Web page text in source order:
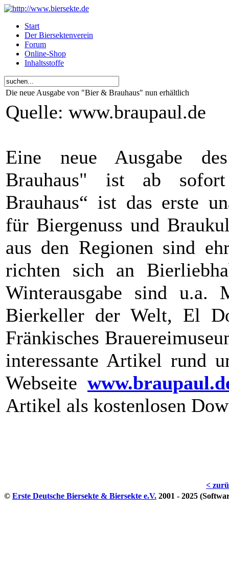
Start
Der Biersektenverein
Forum
Online-Shop
Inhaltsstoffe
Die neue Ausgabe von "Bier & Brauhaus" nun erhältlich
Quelle: www.braupaul.de
Eine neue Ausgabe
Brauhaus" ist ab
Brauhaus“ ist das erste
für Biergenuss und
aus den Regionen sind
richten sich an
Winterausgabe sind
Bierkeller der Welt, El
Fränkisches
interessante Artikel rund
Webseite
Artikel als kostenlosen
<
© Erste Deutsche Biersekte & Biersekte e.V. 2001 - 2025